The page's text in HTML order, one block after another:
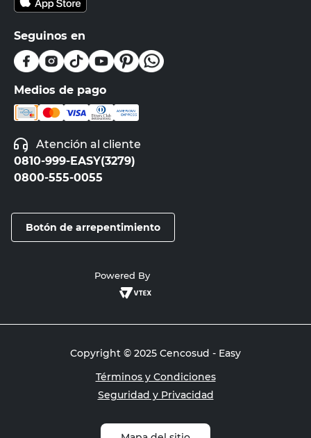
Seguinos en
Medios de pago
Atención al cliente
0810-999-EASY(3279)
0800-555-0055
Botón de arrepentimiento
Powered By
Copyright © 2025 Cencosud - Easy
Términos y Condiciones
Seguridad y Privacidad